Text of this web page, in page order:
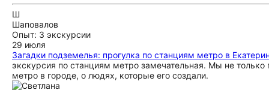
Ш
Шаповалов
Опыт: 3 экскурсии
29 июля
Загадки подземелья: прогулка по станциям метро в
экскурсия по станциям метро замечательная. Мы не
метро в городе, о людях, которые его создали.